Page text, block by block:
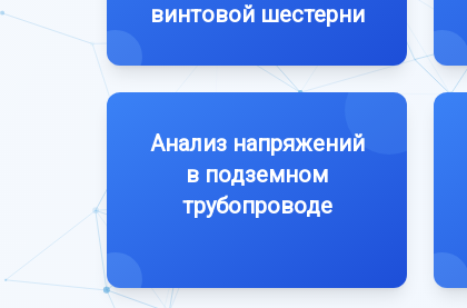
винтовой шестерни
Анализ напряжений
в подземном
трубопроводе